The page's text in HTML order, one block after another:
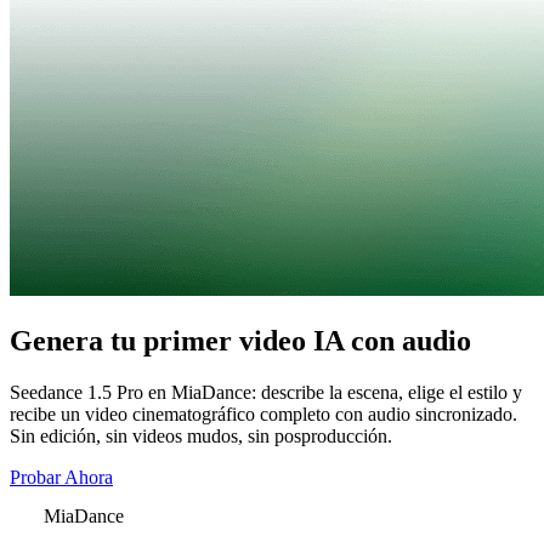
Genera tu primer video IA con audio
Seedance 1.5 Pro en MiaDance: describe la escena, elige el estilo y
recibe un video cinematográfico completo con audio sincronizado.
Sin edición, sin videos mudos, sin posproducción.
Probar Ahora
MiaDance